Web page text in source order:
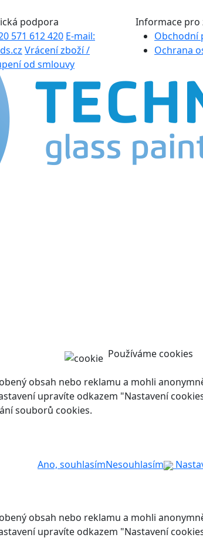
podpora
571 612 420 E-mail:
Vrácení zboží /
od smlouvy
Informace pro
Obchodní
Ochrana
Používáme cookies
obsah nebo reklamu a mohli
upravíte odkazem "Nastavení
souborů cookies.
Ano, souhlasímNesouhlasím
obsah nebo reklamu a mohli
upravíte odkazem "Nastavení